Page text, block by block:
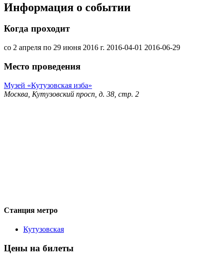
Информация о событии
Когда проходит
со 2 апреля по 29 июня 2016 г. 2016-04-01 2016-06-29
Место проведения
Музей «Кутузовская изба»
Москва, Кутузовский просп, д. 38, стр. 2
Станция метро
Кутузовская
Цены на билеты